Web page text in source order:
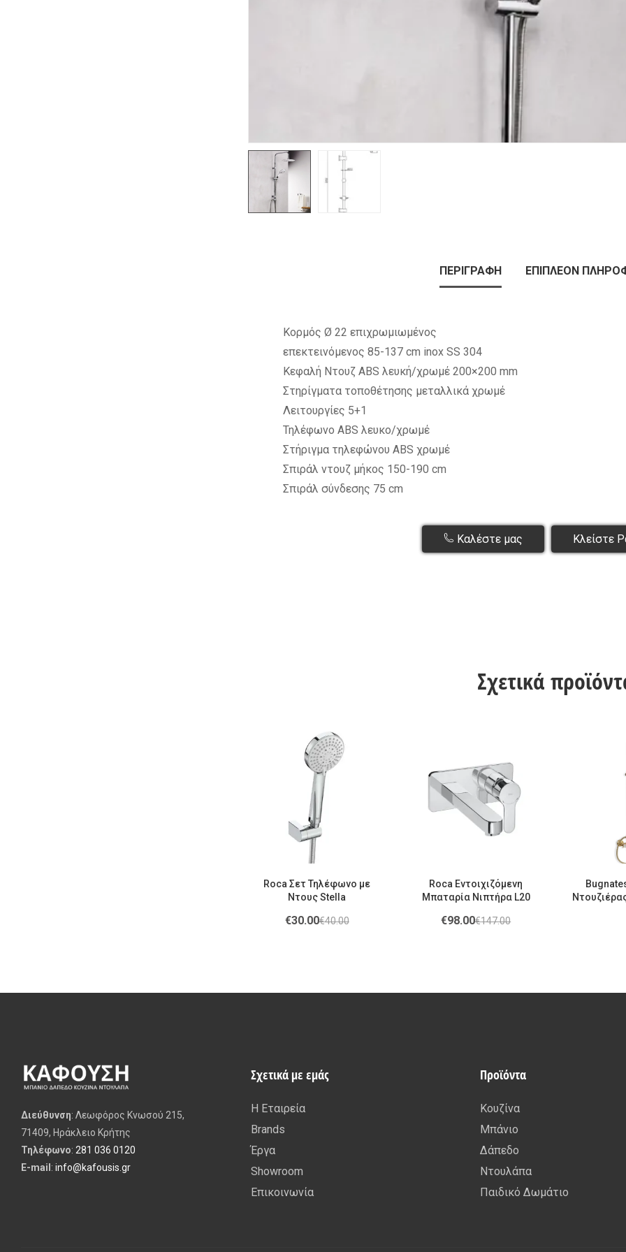
ΠΕΡΙΓΡΑΦΉ ΕΠΙΠΛΈΟΝ
Κορμός Ø 22 επιχρωμιωμένος
επεκτεινόμενος 85-137 cm inox SS 304
Κεφαλή Ντουζ ABS λευκή/χρωμέ 200×200 mm
Στηρίγματα τοποθέτησης μεταλλικά χρωμέ
Λειτουργίες 5+1
Τηλέφωνο ABS λευκο/χρωμέ
Στήριγμα τηλεφώνου ABS χρωμέ
Σπιράλ ντουζ μήκος 150-190 cm
Σπιράλ σύνδεσης 75 cm
Καλέστε μας Κλείστε
Σχετικά
Roca Σετ Τηλέφωνο με
Ντους Stella
€40.00
€30.00
Roca Εντοιχιζόμενη
Μπαταρία Νιπτήρα L20
€147.00
€98.00
Διεύθυνση: Λεωφόρος Κνωσού 215,
71409, Ηράκλειο Κρήτης
Τηλέφωνο: 281 036 0120
E-mail : info@kafousis.gr
Σχετικά με εμάς
Η Εταιρεία
Brands
Έργα
Showroom
Επικοινωνία
Προϊόντα
Κουζίνα
Μπάνιο
Δάπεδο
Ντουλάπα
Παιδικό Δωμάτιο